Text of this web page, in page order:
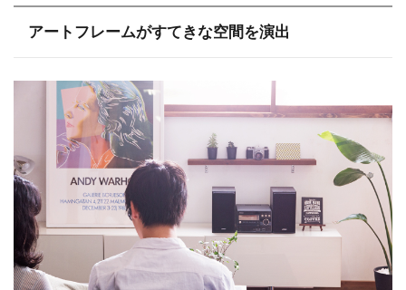
アートフレームがすてきな空間を演出